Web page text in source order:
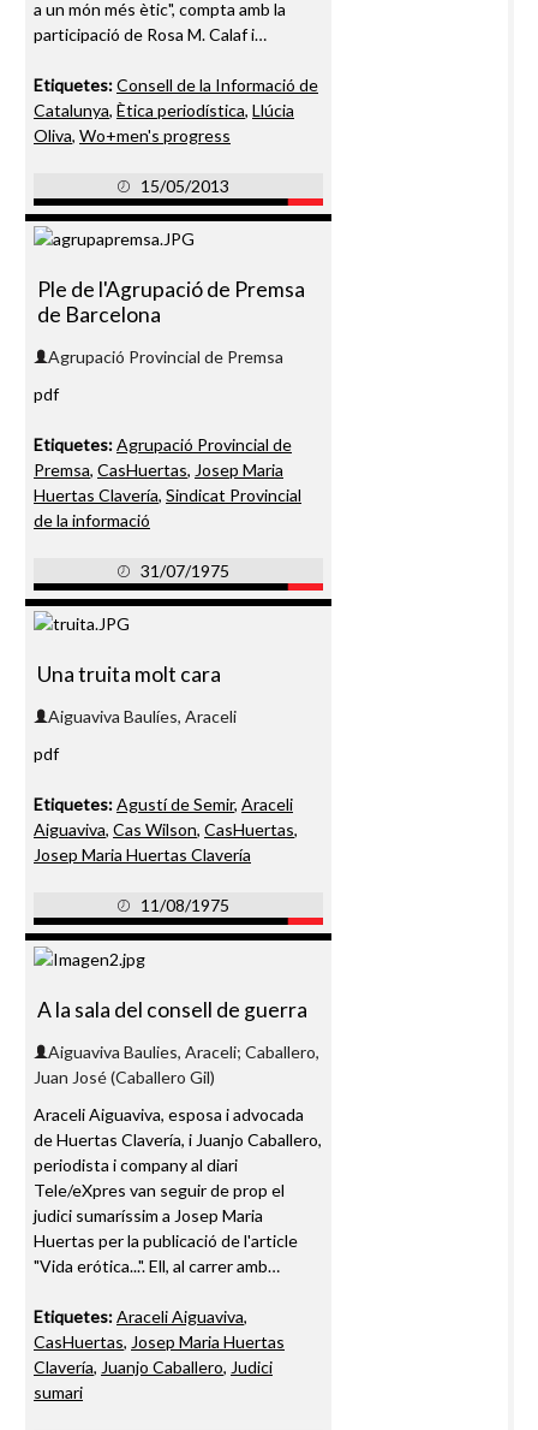
a un món més ètic", compta amb la
participació de Rosa M. Calaf i…
Etiquetes:Consell de la Informació de
Catalunya, Ètica periodística, Llúcia
Oliva, Wo+men's progress
15/05/2013
Ple de l'Agrupació de Premsa
de Barcelona
Agrupació Provincial de Premsa
pdf
Etiquetes:Agrupació Provincial de
Premsa, CasHuertas, Josep Maria
Huertas Clavería, Sindicat Provincial
de la informació
31/07/1975
Una truita molt cara
Aiguaviva Baulíes, Araceli
pdf
Etiquetes:Agustí de Semir, Araceli
Aiguaviva, Cas Wilson, CasHuertas,
Josep Maria Huertas Clavería
11/08/1975
A la sala del consell de guerra
Aiguaviva Baulies, Araceli; Caballero,
Juan José (Caballero Gil)
Araceli Aiguaviva, esposa i advocada
de Huertas Clavería, i Juanjo Caballero,
periodista i company al diari
Tele/eXpres van seguir de prop el
judici sumaríssim a Josep Maria
Huertas per la publicació de l'article
"Vida erótica...". Ell, al carrer amb…
Etiquetes:Araceli Aiguaviva,
CasHuertas, Josep Maria Huertas
Clavería, Juanjo Caballero, Judici
sumari